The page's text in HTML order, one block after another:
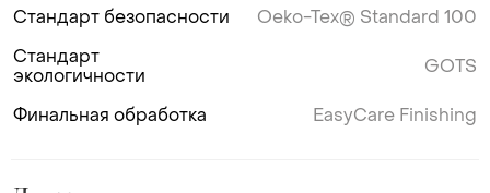
Стандарт безопасности Oeko-Tex® Standard 100
Стандарт
экологичности
GOTS
Финальная обработка EasyCare Finishing